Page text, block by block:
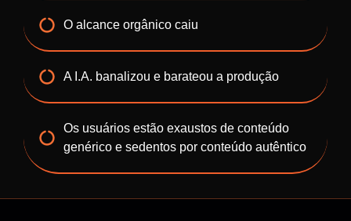
O alcance orgânico caiu
A I.A. banalizou e barateou a produção
Os usuários estão exaustos de conteúdo
genérico e sedentos por conteúdo autêntico